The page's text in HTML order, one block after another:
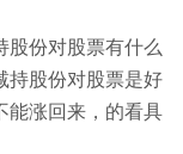
股份对股票有什么
持股份对股票是好
能涨回来，的看具